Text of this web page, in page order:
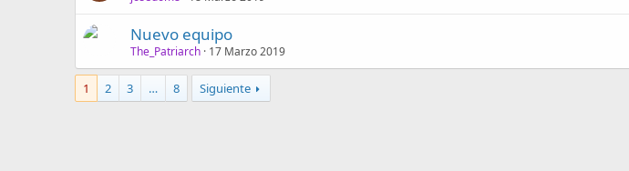
Nuevo equipo
The_Patriarch 17 Marzo 2019
1 2 3 … 8 Siguiente